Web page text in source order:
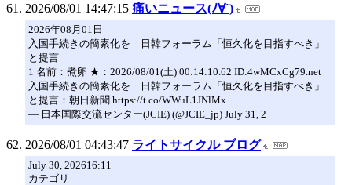
2026/08/01 14:47:15 痛いニュース(ﾉ∀`)
2026年08月01日
入国手続きの簡素化を 日韓フォーラム「恒久化を目指すべき」
と提言
1 名前：煮卵 ★：2026/08/01(土) 00:14:10.62 ID:4wMCxCg79.net
入国手続きの簡素化を 日韓フォーラム「恒久化を目指すべき」
と提言：朝日新聞 https://t.co/WWuL1JNlMx
— 日本国際交流センター(JCIE) (@JCIE_jp) July 31, 2
2026/08/01 04:43:47 ライトサイクル ブログ
July 30, 202616:11
カテゴリ